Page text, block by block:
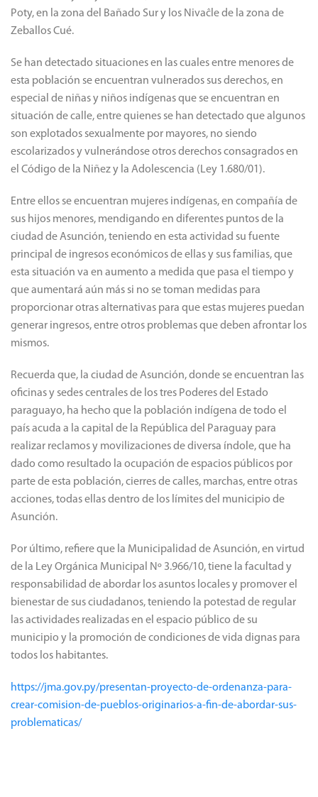
Poty, en la zona del Bañado Sur y los Nivaĉle de la zona de
Zeballos Cué.
Se han detectado situaciones en las cuales entre menores de
esta población se encuentran vulnerados sus derechos, en
especial de niñas y niños indígenas que se encuentran en
situación de calle, entre quienes se han detectado que algunos
son explotados sexualmente por mayores, no siendo
escolarizados y vulnerándose otros derechos consagrados en
el Código de la Niñez y la Adolescencia (Ley 1.680/01).
Entre ellos se encuentran mujeres indígenas, en compañía de
sus hijos menores, mendigando en diferentes puntos de la
ciudad de Asunción, teniendo en esta actividad su fuente
principal de ingresos económicos de ellas y sus familias, que
esta situación va en aumento a medida que pasa el tiempo y
que aumentará aún más si no se toman medidas para
proporcionar otras alternativas para que estas mujeres puedan
generar ingresos, entre otros problemas que deben afrontar los
mismos.
Recuerda que, la ciudad de Asunción, donde se encuentran las
oficinas y sedes centrales de los tres Poderes del Estado
paraguayo, ha hecho que la población indígena de todo el
país acuda a la capital de la República del Paraguay para
realizar reclamos y movilizaciones de diversa índole, que ha
dado como resultado la ocupación de espacios públicos por
parte de esta población, cierres de calles, marchas, entre otras
acciones, todas ellas dentro de los límites del municipio de
Asunción.
Por último, refiere que la Municipalidad de Asunción, en virtud
de la Ley Orgánica Municipal Nº 3.966/10, tiene la facultad y
responsabilidad de abordar los asuntos locales y promover el
bienestar de sus ciudadanos, teniendo la potestad de regular
las actividades realizadas en el espacio público de su
municipio y la promoción de condiciones de vida dignas para
todos los habitantes.
https://jma.gov.py/presentan-proyecto-de-ordenanza-para-
crear-comision-de-pueblos-originarios-a-fin-de-abordar-sus-
problematicas/